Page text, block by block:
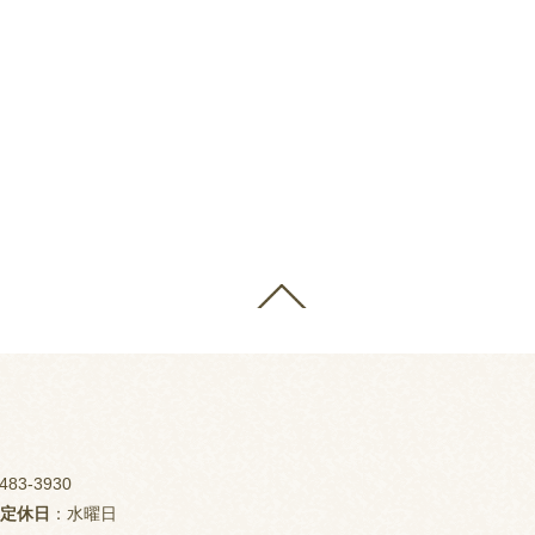
3930
定休日 ：水曜日